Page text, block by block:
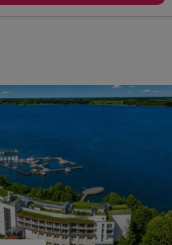
für Ihr Workout